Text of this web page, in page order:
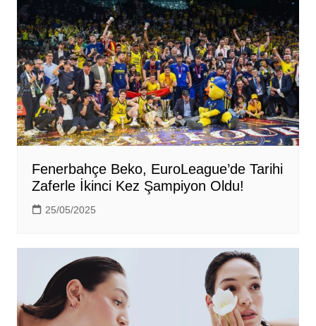
Fenerbahçe Beko, EuroLeague’de Tarihi
Zaferle İkinci Kez Şampiyon Oldu!
25/05/2025